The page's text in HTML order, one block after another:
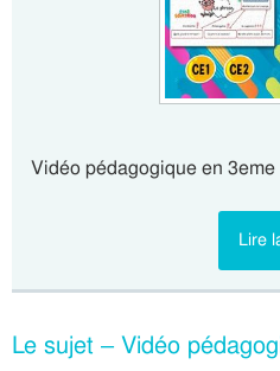
Vidéo pédagogique en
Lire
Le sujet – Vidéo